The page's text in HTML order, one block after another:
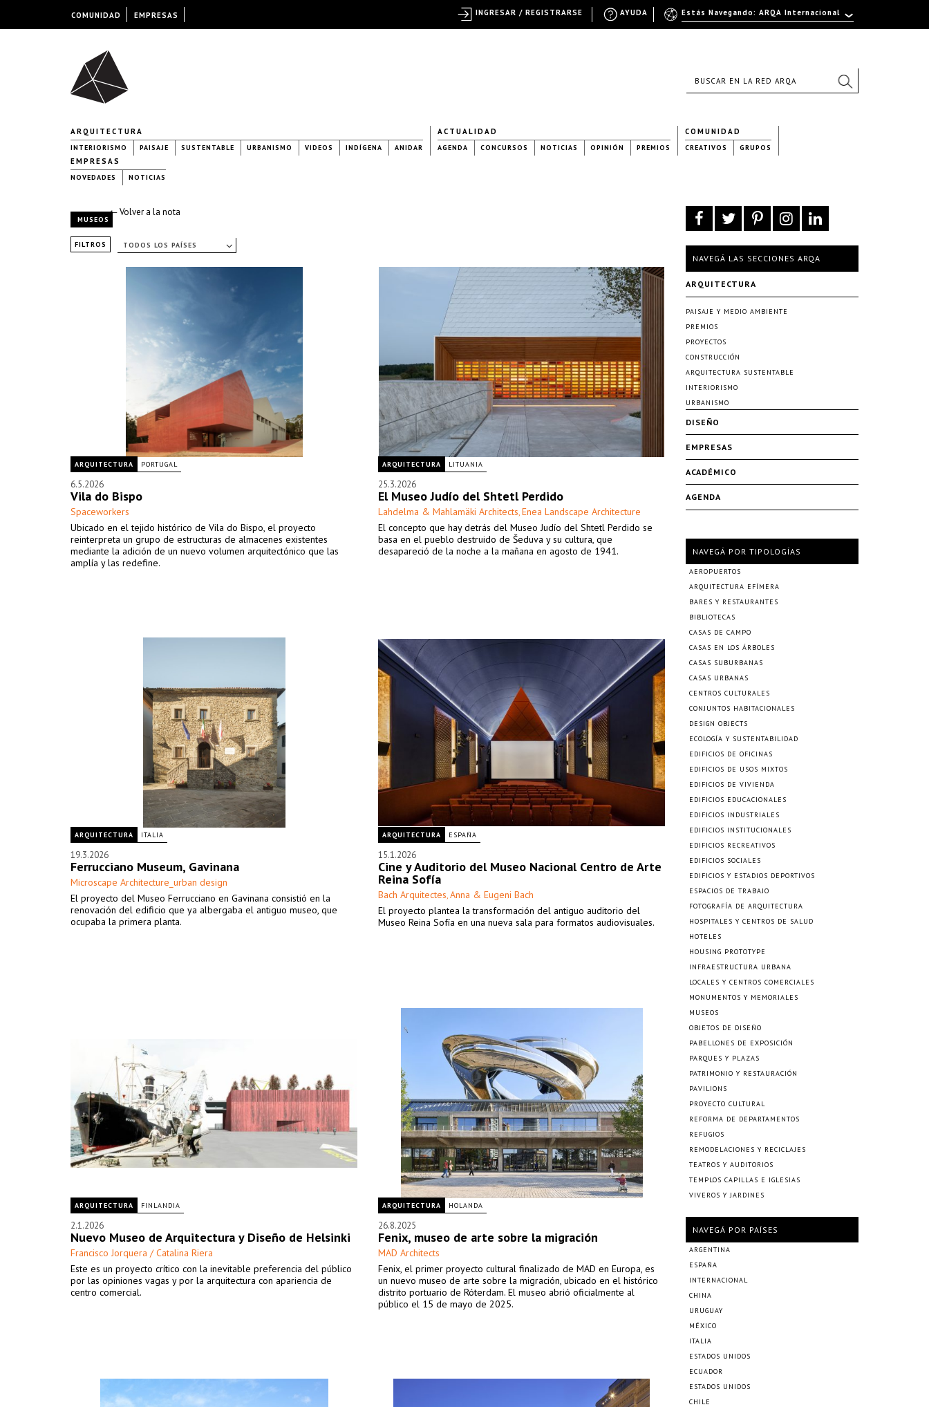
ARQUITECTURA
INTERIORISMO PAISAJE SUSTENTABLE URBANISMO VIDEOS INDÍGENA ANIDAR
ACTUALIDAD
AGENDA CONCURSOS NOTICIAS OPINIÓN PREMIOS
COMUNIDAD
CREATIVOS GRUPOS
EMPRESAS
NOVEDADES NOTICIAS
← Volver a la nota
MUSEOS
FILTROS TODOS LOS PAÍSES
ARQUITECTURA PORTUGAL
6.5.2026
Vila do Bispo
Spaceworkers
Ubicado en el tejido histórico de Vila do Bispo, el proyecto
reinterpreta un grupo de estructuras de almacenes existentes
mediante la adición de un nuevo volumen arquitectónico que las
amplía y las redefine.
ARQUITECTURA LITUANIA
25.3.2026
El Museo Judío del Shtetl Perdido
Lahdelma & Mahlamäki Architects, Enea Landscape Architecture
El concepto que hay detrás del Museo Judío del Shtetl Perdido se
basa en el pueblo destruido de Šeduva y su cultura, que
desapareció de la noche a la mañana en agosto de 1941.
ARQUITECTURA ITALIA
19.3.2026
Ferrucciano Museum, Gavinana
Microscape Architecture_urban design
El proyecto del Museo Ferrucciano en Gavinana consistió en la
renovación del edificio que ya albergaba el antiguo museo, que
ocupaba la primera planta.
ARQUITECTURA ESPAÑA
15.1.2026
Cine y Auditorio del Museo Nacional Centro de Arte
Reina Sofía
Bach Arquitectes, Anna & Eugeni Bach
El proyecto plantea la transformación del antiguo auditorio del
Museo Reina Sofía en una nueva sala para formatos audiovisuales.
ARQUITECTURA FINLANDIA
2.1.2026
Nuevo Museo de Arquitectura y Diseño de Helsinki
Francisco Jorquera / Catalina Riera
Este es un proyecto crítico con la inevitable preferencia del público
por las opiniones vagas y por la arquitectura con apariencia de
centro comercial.
ARQUITECTURA HOLANDA
26.8.2025
Fenix, museo de arte sobre la migración
MAD Architects
Fenix, el primer proyecto cultural finalizado de MAD en Europa, es
un nuevo museo de arte sobre la migración, ubicado en el histórico
distrito portuario de Róterdam. El museo abrió oficialmente al
público el 15 de mayo de 2025.
NAVEGÁ LAS SECCIONES ARQA
ARQUITECTURA
PAISAJE Y MEDIO AMBIENTE
PREMIOS
PROYECTOS
CONSTRUCCIÓN
ARQUITECTURA SUSTENTABLE
INTERIORISMO
URBANISMO
DISEÑO
EMPRESAS
ACADÉMICO
AGENDA
NAVEGÁ POR TIPOLOGÍAS
AEROPUERTOS
ARQUITECTURA EFÍMERA
BARES Y RESTAURANTES
BIBLIOTECAS
CASAS DE CAMPO
CASAS EN LOS ÁRBOLES
CASAS SUBURBANAS
CASAS URBANAS
CENTROS CULTURALES
CONJUNTOS HABITACIONALES
DESIGN OBJECTS
ECOLOGÍA Y SUSTENTABILIDAD
EDIFICIOS DE OFICINAS
EDIFICIOS DE USOS MIXTOS
EDIFICIOS DE VIVIENDA
EDIFICIOS EDUCACIONALES
EDIFICIOS INDUSTRIALES
EDIFICIOS INSTITUCIONALES
EDIFICIOS RECREATIVOS
EDIFICIOS SOCIALES
EDIFICIOS Y ESTADIOS DEPORTIVOS
ESPACIOS DE TRABAJO
FOTOGRAFÍA DE ARQUITECTURA
HOSPITALES Y CENTROS DE SALUD
HOTELES
HOUSING PROTOTYPE
INFRAESTRUCTURA URBANA
LOCALES Y CENTROS COMERCIALES
MONUMENTOS Y MEMORIALES
MUSEOS
OBJETOS DE DISEÑO
PABELLONES DE EXPOSICIÓN
PARQUES Y PLAZAS
PATRIMONIO Y RESTAURACIÓN
PAVILIONS
PROYECTO CULTURAL
REFORMA DE DEPARTAMENTOS
REFUGIOS
REMODELACIONES Y RECICLAJES
TEATROS Y AUDITORIOS
TEMPLOS CAPILLAS E IGLESIAS
VIVEROS Y JARDINES
NAVEGÁ POR PAÍSES
ARGENTINA
ESPAÑA
INTERNACIONAL
CHINA
URUGUAY
MÉXICO
ITALIA
ESTADOS UNIDOS
ECUADOR
ESTADOS UNIDOS
CHILE
COMUNIDAD EMPRESAS Estás Navegando: ARQA Internacional
AYUDA
INGRESAR / REGISTRARSE